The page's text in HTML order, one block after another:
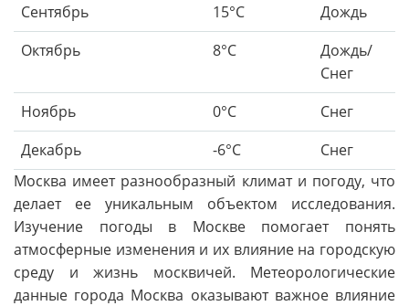
Сентябрь
15°C
Дождь
Октябрь
8°C
Дождь/
Снег
Ноябрь
0°C
Снег
Декабрь
-6°C
Снег
Москва имеет разнообразный климат и погоду, что
делает ее уникальным объектом исследования.
Изучение погоды в Москве помогает понять
атмосферные изменения и их влияние на городскую
среду и жизнь москвичей. Метеорологические
данные города Москва оказывают важное влияние